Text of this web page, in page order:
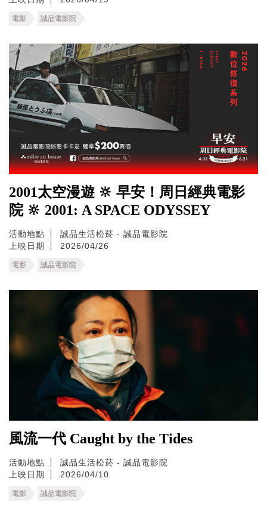
電影 誠品電影院
2001太空漫遊 🔆 早安！周日經典電影
院 🔆 2001: A SPACE ODYSSEY
活動地點
誠品生活松菸 - 誠品電影院
上映日期
2026/04/26
電影 誠品電影院
風流一代 Caught by the Tides
活動地點
誠品生活松菸 - 誠品電影院
上映日期
2026/04/10
電影 誠品電影院